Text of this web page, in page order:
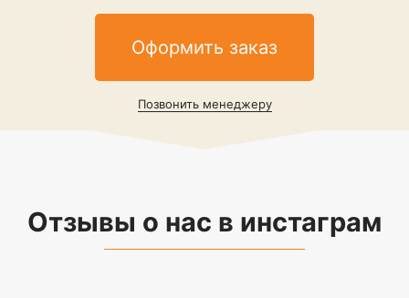
Оформить заказ
Позвонить менеджеру
Отзывы о нас в инстаграм